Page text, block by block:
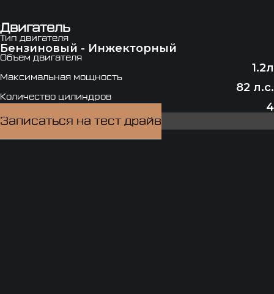
Двигатель
Тип двигателя
Бензиновый - Инжекторный
Объем двигателя
1.2л
Максимальная мощность
82 л.с.
Количество цилиндров
4
Записаться на тест драйв